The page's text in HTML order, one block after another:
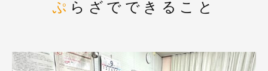
ぷらざでできること